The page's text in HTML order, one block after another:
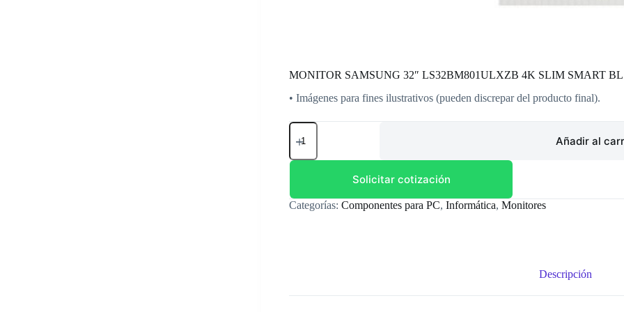
MONITOR SAMSUNG 32″ LS32BM801ULXZB 4K SLIM SMART BL
• Imágenes para fines ilustrativos (pueden discrepar del producto final).
MONITOR
SAMSUNG
LS32BM801ULXZB
SMART
BL
Añadir al
Solicitar cotización
Categorías: Componentes para PC, Informática, Monitores
Descripción